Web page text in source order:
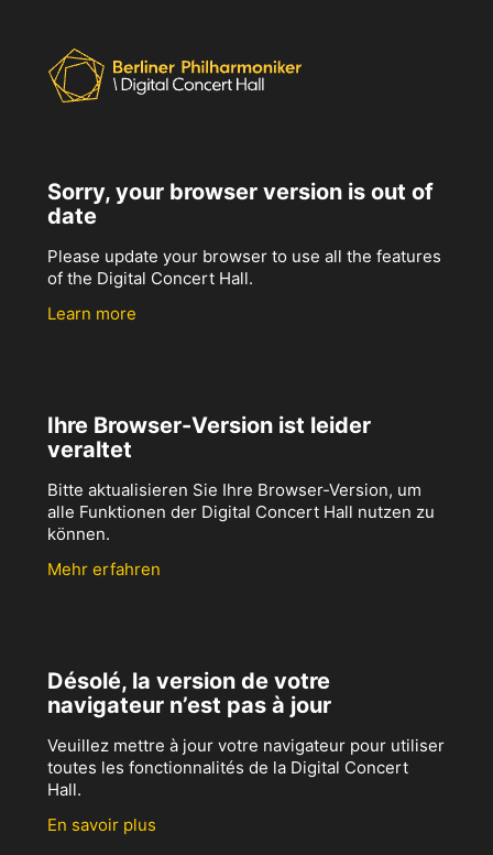
Sorry, your browser version is out of
date
Please update your browser to use all the features
of the Digital Concert Hall.
Learn more
Ihre Browser-Version ist leider
veraltet
Bitte aktualisieren Sie Ihre Browser-Version, um
alle Funktionen der Digital Concert Hall nutzen zu
können.
Mehr erfahren
Désolé, la version de votre
navigateur n’est pas à jour
Veuillez mettre à jour votre navigateur pour utiliser
toutes les fonctionnalités de la Digital Concert
Hall.
En savoir plus